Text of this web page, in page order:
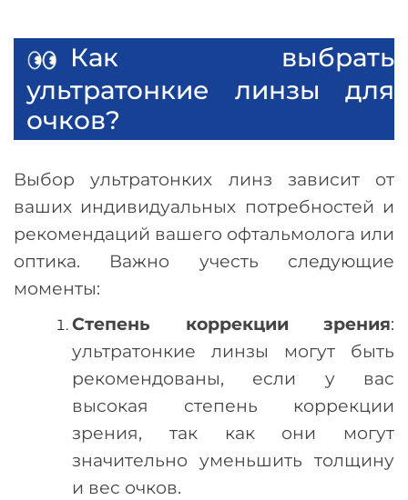
Как выбрать
ультратонкие линзы для
очков?
Выбор ультратонких линз зависит от
ваших индивидуальных потребностей и
рекомендаций вашего офтальмолога или
оптика. Важно учесть следующие
моменты:
Степень коррекции зрения:
ультратонкие линзы могут быть
рекомендованы, если у вас
высокая степень коррекции
зрения, так как они могут
значительно уменьшить толщину
и вес очков.